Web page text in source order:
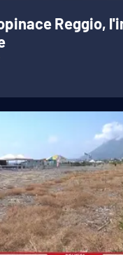
Calabria
Reggio,